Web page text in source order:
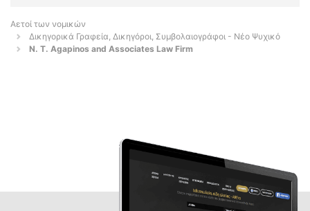
Αετοί των νομικών
Δικηγορικά Γραφεία, Δικηγόροι, Συμβολαιογράφοι - Νέο Ψυχικό
N. T. Agapinos and Associates Law Firm